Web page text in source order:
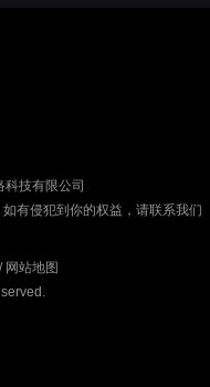
技有限公司
有侵犯到你的权益，请联系我们
/ 网站地图